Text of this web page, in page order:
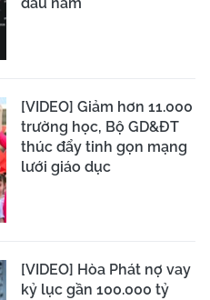
[VIDEO] Giảm hơn 11.000
trường học, Bộ GD&ĐT
thúc đẩy tinh gọn mạng
lưới giáo dục
[VIDEO] Hòa Phát nợ vay
kỷ lục gần 100.000 tỷ